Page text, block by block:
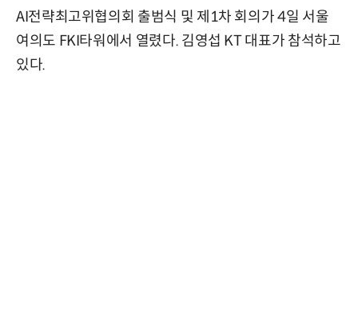
AI전략최고위협의회 출범식 및 제1차 회의가 4일 서울
여의도 FKI타워에서 열렸다. 김영섭 KT 대표가 참석하고
있다.